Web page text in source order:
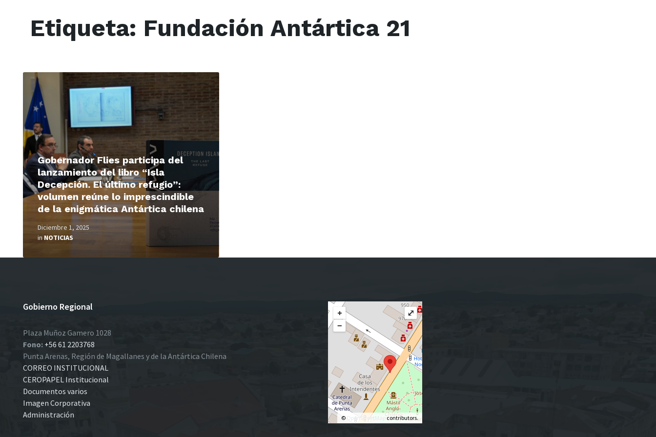
Etiqueta: Fundación Antártica 21
Gobernador Flies participa del
lanzamiento del libro “Isla
Decepción. El último refugio”:
volumen reúne lo imprescindible
de la enigmática Antártica chilena
Diciembre 1, 2025
in NOTICIAS
Read
More
Gobierno Regional
Plaza Muñoz Gamero 1028
Fono: +56 61 2203768
Punta Arenas, Región de Magallanes y de la Antártica Chilena
CORREO INSTITUCIONAL
CEROPAPEL Institucional
Documentos varios
Imagen Corporativa
Administración
+
−
© OpenStreetMapcontributors.
⤢